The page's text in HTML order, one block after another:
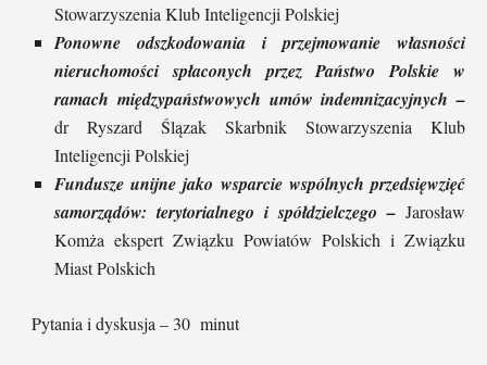
Stowarzyszenia Klub Inteligencji Polskiej
Ponowne odszkodowania i przejmowanie własności
nieruchomości spłaconych przez Państwo Polskie w
ramach międzypaństwowych umów indemnizacyjnych –
dr Ryszard Ślązak Skarbnik Stowarzyszenia Klub
Inteligencji Polskiej
Fundusze unijne jako wsparcie wspólnych przedsięwzięć
samorządów: terytorialnego i spółdzielczego – Jarosław
Komża ekspert Związku Powiatów Polskich i Związku
Miast Polskich
Pytania i dyskusja – 30 minut